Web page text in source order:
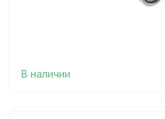
В наличии